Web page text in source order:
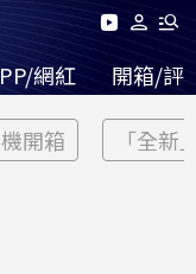
網紅 開箱/評
開箱 「全新